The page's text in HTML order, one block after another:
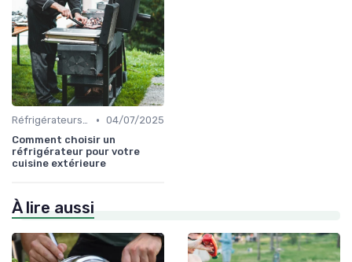
Réfrigérateurs et Solutions de Stockage • 04/07/2025
Comment choisir un
réfrigérateur pour votre
cuisine extérieure
À lire aussi